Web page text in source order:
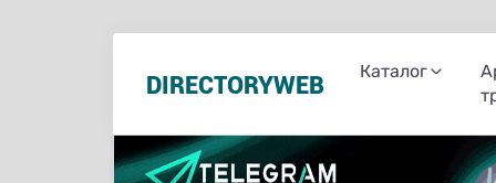
DIRECTORYWEB
Каталог